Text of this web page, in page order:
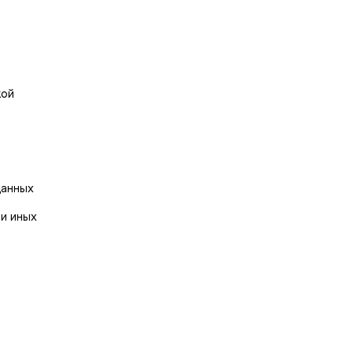
иных